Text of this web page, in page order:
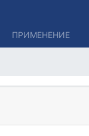
ПРИМЕНЕНИЕ